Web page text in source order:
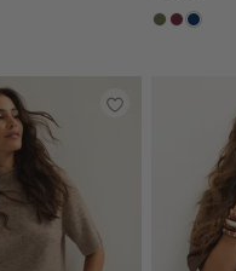
groen,
brique